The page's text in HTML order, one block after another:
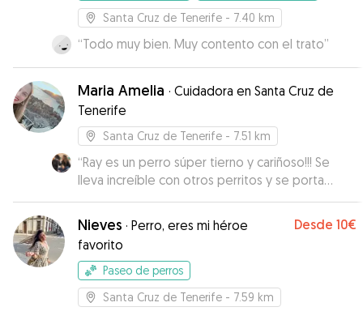
Santa Cruz de Tenerife - 7.40 km
“Todo muy bien. Muy contento con el trato”
Maria Amelia · Cuidadora en Santa Cruz de
Tenerife
Santa Cruz de Tenerife - 7.51 km
“Ray es un perro súper tierno y cariñoso!!! Se
lleva increíble con otros perritos y se porta
excelente ✨”
Nieves · Perro, eres mi héroe
favorito
Desde 10€
Paseo de perros
Santa Cruz de Tenerife - 7.59 km